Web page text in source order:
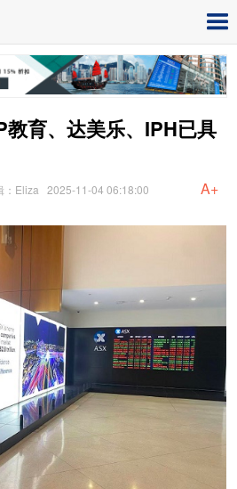
育、达美乐、IPH已具
：Eliza 2025-11-04 06:18:00 A+